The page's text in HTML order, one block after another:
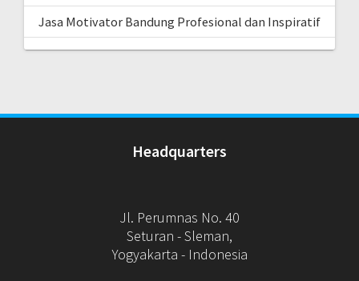
Jasa Motivator Bandung Profesional dan Inspiratif
Headquarters
Jl. Perumnas No. 40
Seturan - Sleman,
Yogyakarta - Indonesia